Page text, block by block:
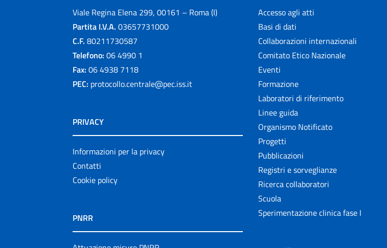
Viale Regina Elena 299, 00161 – Roma (I)
Partita I.V.A. 03657731000
C.F. 80211730587
Telefono: 06 4990 1
Fax: 06 4938 7118
PEC: protocollo.centrale@pec.iss.it
PRIVACY
Informazioni per la privacy
Contatti
Cookie policy
PNRR
Accesso agli atti
Basi di dati
Collaborazioni internazionali
Comitato Etico Nazionale
Eventi
Formazione
Laboratori di riferimento
Linee guida
Organismo Notificato
Progetti
Pubblicazioni
Registri e sorveglianze
Ricerca collaboratori
Scuola
Sperimentazione clinica fase I